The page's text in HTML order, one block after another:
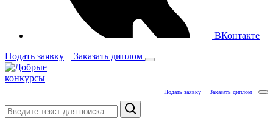
ВКонтакте
Подать заявку
Заказать диплом
Подать заявку Заказать диплом
Поиск